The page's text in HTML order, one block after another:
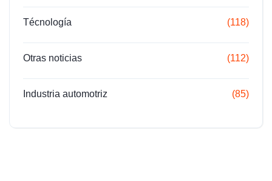
Técnología (118)
Otras noticias (112)
Industria automotriz (85)